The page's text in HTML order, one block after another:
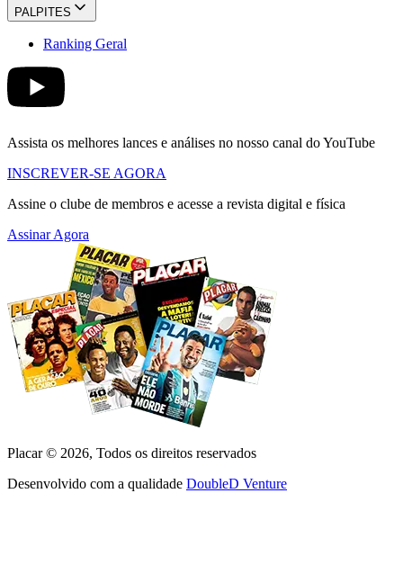
PALPITES
Ranking Geral
Assista os melhores lances e análises no nosso canal do YouTube
INSCREVER-SE AGORA
Assine o clube de membros e acesse a revista digital e física
Assinar Agora
Placar © 2026, Todos os direitos reservados
Desenvolvido com a qualidade DoubleD Venture